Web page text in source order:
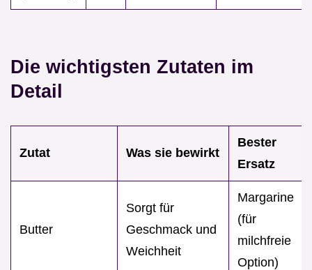
Die wichtigsten Zutaten im
Detail
Zutat Was sie bewirkt
Bester
Ersatz
Butter
Sorgt für
Geschmack und
Weichheit
Margarine
(für
milchfreie
Option)